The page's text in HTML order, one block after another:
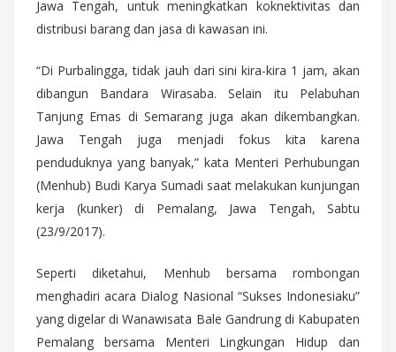
Jawa Tengah, untuk meningkatkan koknektivitas dan
distribusi barang dan jasa di kawasan ini.
“Di Purbalingga, tidak jauh dari sini kira-kira 1 jam, akan
dibangun Bandara Wirasaba. Selain itu Pelabuhan
Tanjung Emas di Semarang juga akan dikembangkan.
Jawa Tengah juga menjadi fokus kita karena
penduduknya yang banyak,” kata Menteri Perhubungan
(Menhub) Budi Karya Sumadi saat melakukan kunjungan
kerja (kunker) di Pemalang, Jawa Tengah, Sabtu
(23/9/2017).
Seperti diketahui, Menhub bersama rombongan
menghadiri acara Dialog Nasional “Sukses Indonesiaku”
yang digelar di Wanawisata Bale Gandrung di Kabupaten
Pemalang bersama Menteri Lingkungan Hidup dan